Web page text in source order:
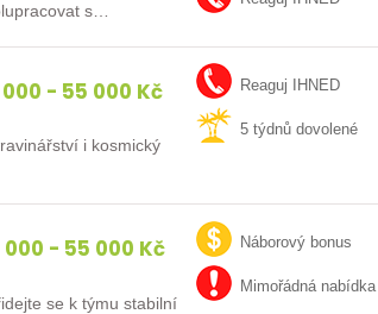
s…
- 55 000 Kč
i kosmický
Reaguj IHNED
5 týdnů dovolené
000 - 55 000 Kč
se k týmu stabilní
Náborový bonus
Mimořádná nabídka